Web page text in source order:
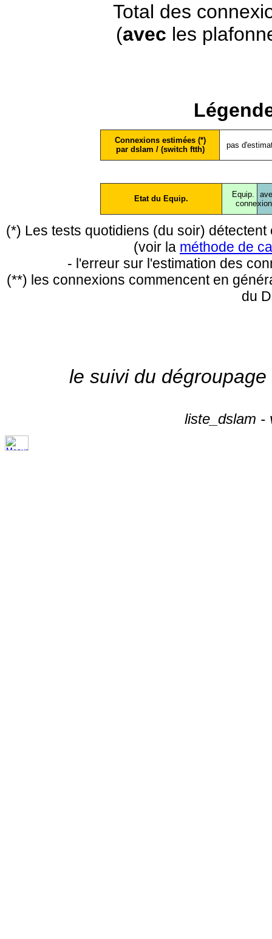
Total des
(avec les
Connexions estimées (*)
par dslam / (switch ftth)
pas
Etat du Equip.
Equip.
conne
(*) Les tests quotidiens (du soir)
(voir la méthode de
- l'erreur sur l'estimation des
(**) les connexions commencent en
du
le suivi du
liste_dslam -